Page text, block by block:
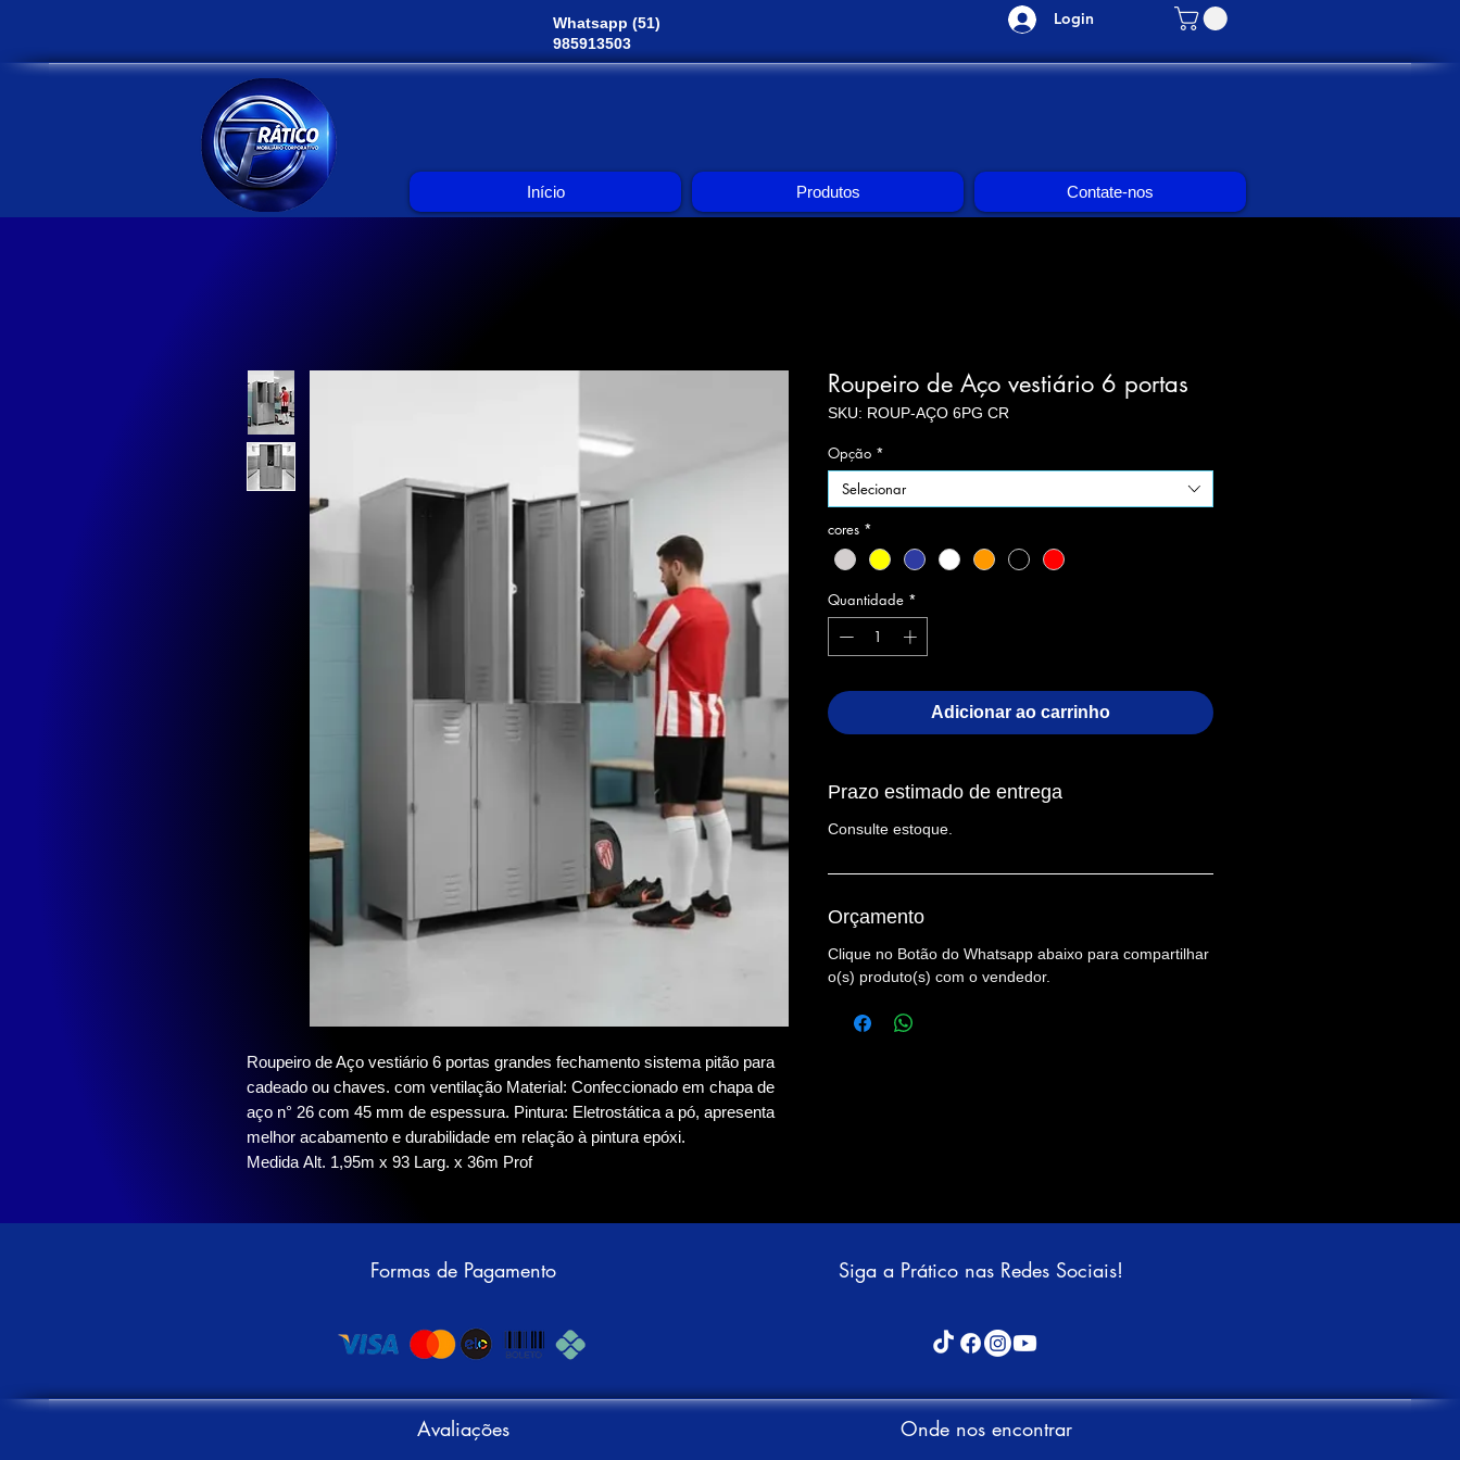
Whatsapp (51)
985913503
Login
Início Produtos Contate-nos
Roupeiro de Aço vestiário 6 portas grandes fechamento sistema pitão para
cadeado ou chaves. com ventilação Material: Confeccionado em chapa de
aço n° 26 com 45 mm de espessura. Pintura: Eletrostática a pó, apresenta
melhor acabamento e durabilidade em relação à pintura epóxi.
Medida Alt. 1,95m x 93 Larg. x 36m Prof
Roupeiro de Aço vestiário 6 portas
SKU: ROUP-AÇO 6PG CR
Opção *
Selecionar
cores *
Quantidade *
Adicionar ao carrinho
Prazo estimado de entrega
Consulte estoque.
Orçamento
Clique no Botão do Whatsapp abaixo para compartilhar
o(s) produto(s) com o vendedor.
Formas de Pagamento Siga a Prático nas Redes Sociais!
Avaliações Onde nos encontrar